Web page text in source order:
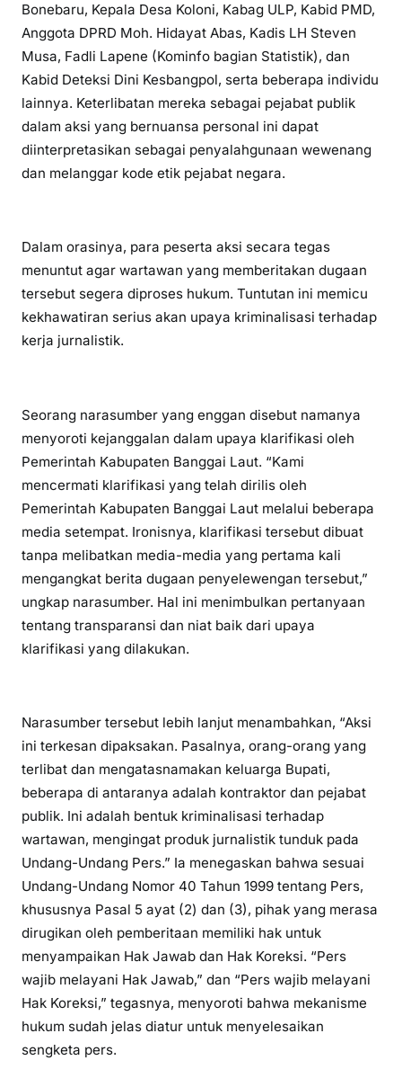
Bonebaru, Kepala Desa Koloni, Kabag ULP, Kabid PMD,
Anggota DPRD Moh. Hidayat Abas, Kadis LH Steven
Musa, Fadli Lapene (Kominfo bagian Statistik), dan
Kabid Deteksi Dini Kesbangpol, serta beberapa individu
lainnya. Keterlibatan mereka sebagai pejabat publik
dalam aksi yang bernuansa personal ini dapat
diinterpretasikan sebagai penyalahgunaan wewenang
dan melanggar kode etik pejabat negara.
Dalam orasinya, para peserta aksi secara tegas
menuntut agar wartawan yang memberitakan dugaan
tersebut segera diproses hukum. Tuntutan ini memicu
kekhawatiran serius akan upaya kriminalisasi terhadap
kerja jurnalistik.
Seorang narasumber yang enggan disebut namanya
menyoroti kejanggalan dalam upaya klarifikasi oleh
Pemerintah Kabupaten Banggai Laut. “Kami
mencermati klarifikasi yang telah dirilis oleh
Pemerintah Kabupaten Banggai Laut melalui beberapa
media setempat. Ironisnya, klarifikasi tersebut dibuat
tanpa melibatkan media-media yang pertama kali
mengangkat berita dugaan penyelewengan tersebut,”
ungkap narasumber. Hal ini menimbulkan pertanyaan
tentang transparansi dan niat baik dari upaya
klarifikasi yang dilakukan.
Narasumber tersebut lebih lanjut menambahkan, “Aksi
ini terkesan dipaksakan. Pasalnya, orang-orang yang
terlibat dan mengatasnamakan keluarga Bupati,
beberapa di antaranya adalah kontraktor dan pejabat
publik. Ini adalah bentuk kriminalisasi terhadap
wartawan, mengingat produk jurnalistik tunduk pada
Undang-Undang Pers.” Ia menegaskan bahwa sesuai
Undang-Undang Nomor 40 Tahun 1999 tentang Pers,
khususnya Pasal 5 ayat (2) dan (3), pihak yang merasa
dirugikan oleh pemberitaan memiliki hak untuk
menyampaikan Hak Jawab dan Hak Koreksi. “Pers
wajib melayani Hak Jawab,” dan “Pers wajib melayani
Hak Koreksi,” tegasnya, menyoroti bahwa mekanisme
hukum sudah jelas diatur untuk menyelesaikan
sengketa pers.